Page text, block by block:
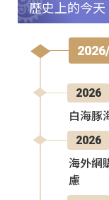
歷史上的今天
2026
白海豚
2026
海外網
慮